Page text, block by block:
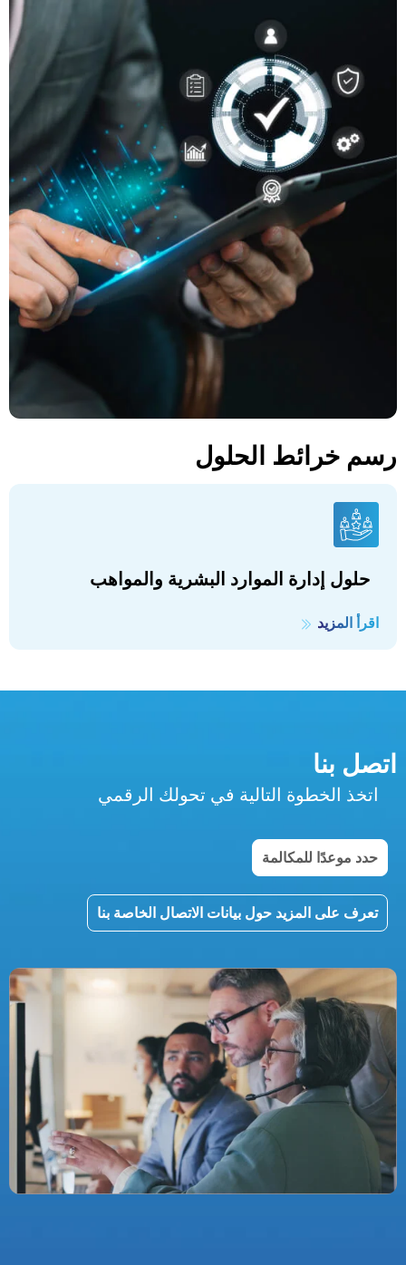
رسم خرائط الحلول
حلول إدارة الموارد البشرية والمواهب
اقرأ المزيد
اتصل بنا
اتخذ الخطوة التالية في تحولك الرقمي
حدد موعدًا للمكالمة
تعرف على المزيد حول بيانات الاتصال الخاصة بنا